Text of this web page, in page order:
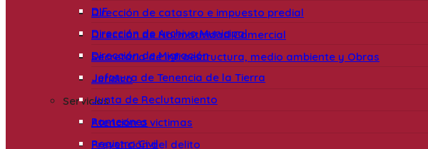
Dirección de catastro e impuesto predial
Dirección de Normatividad Comercial
Secretaria de Infraestructura, medio ambiente y Obras
Jurídico
Servicios
Atención a victimas
Prevención del delito
DIF
Dirección de Archivo Municipal
Dirección de Migración
Jefatura de Tenencia de la Tierra
Junta de Reclutamiento
Panteones
Registro Civil